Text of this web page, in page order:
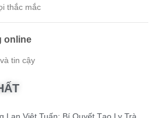
thắc mắc
online
tin cậy